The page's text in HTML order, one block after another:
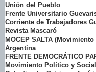
Unión del Pueblo
Frente Universitario
Corriente de Trabajadores
Revista Mascaró
MOCEP SALTA
Argentina
FRENTE DEMOCRÁTICO
Movimiento Político y